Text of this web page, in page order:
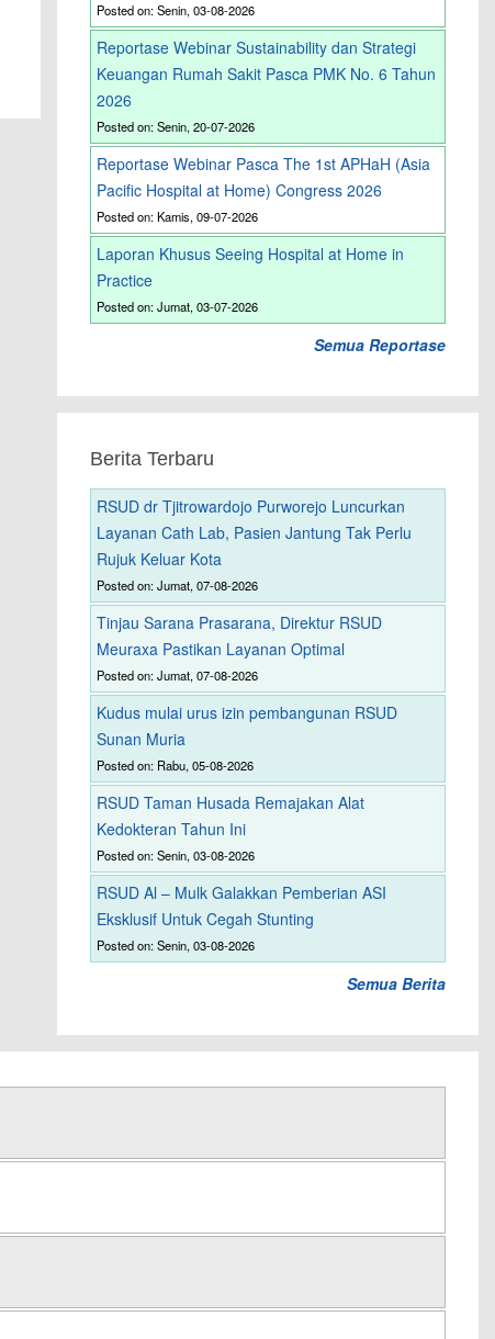
Posted on: Senin, 03-08-2026
Reportase Webinar Sustainability dan Strategi
Keuangan Rumah Sakit Pasca PMK No. 6 Tahun
2026
Posted on: Senin, 20-07-2026
Reportase Webinar Pasca The 1st APHaH (Asia
Pacific Hospital at Home) Congress 2026
Posted on: Kamis, 09-07-2026
Laporan Khusus Seeing Hospital at Home in
Practice
Posted on: Jumat, 03-07-2026
Semua Reportase
Berita Terbaru
RSUD dr Tjitrowardojo Purworejo Luncurkan
Layanan Cath Lab, Pasien Jantung Tak Perlu
Rujuk Keluar Kota
Posted on: Jumat, 07-08-2026
Tinjau Sarana Prasarana, Direktur RSUD
Meuraxa Pastikan Layanan Optimal
Posted on: Jumat, 07-08-2026
Kudus mulai urus izin pembangunan RSUD
Sunan Muria
Posted on: Rabu, 05-08-2026
RSUD Taman Husada Remajakan Alat
Kedokteran Tahun Ini
Posted on: Senin, 03-08-2026
RSUD Al – Mulk Galakkan Pemberian ASI
Eksklusif Untuk Cegah Stunting
Posted on: Senin, 03-08-2026
Semua Berita